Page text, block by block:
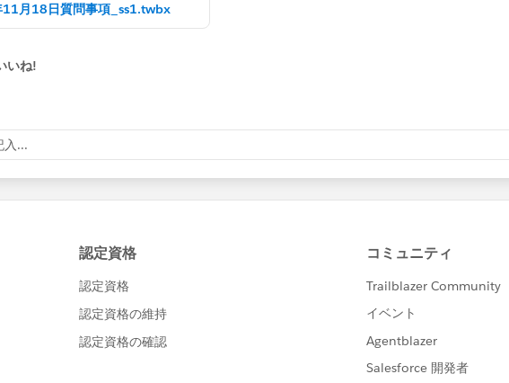
累計前年比です（ワークブックにあったYoYの式を参考にしています）。
ーを完成形としてイメージしているのか、ラフでよいので絵などを付けてもらえる
んと実際の要件に沿った提案・検討が可能になると思います。
月18日質問事項_ss1.twbx
いね!
入...